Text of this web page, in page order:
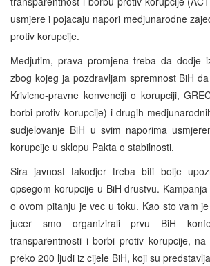
usmjere i pojacaju napori medjunarodne
protiv korupcije.
Medjutim, prava promjena treba da dodje
zbog kojeg ja pozdravljam spremnost BiH
Krivicno-pravne konvenciji o korupciji,
borbi protiv korupcije) i drugih
sudjelovanje BiH u svim naporima
korupcije u sklopu Pakta o stabilnosti.
Sira javnost takodjer treba biti bolje
opsegom korupcije u BiH drustvu.
o ovom pitanju je vec u toku. Kao sto vam
jucer smo organizirali prvu BiH
transparentnosti i borbi protiv korupcije,
preko 200 ljudi iz cijele BiH, koji su